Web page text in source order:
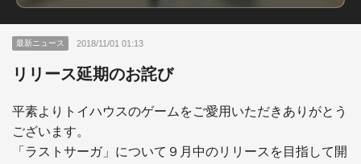
最新ニュース 2018/11/01 01:13
リリース延期のお詫び
平素よりトイハウスのゲームをご愛用いただきありがとう
ございます。
「ラストサーガ」について９月中のリリースを目指して開